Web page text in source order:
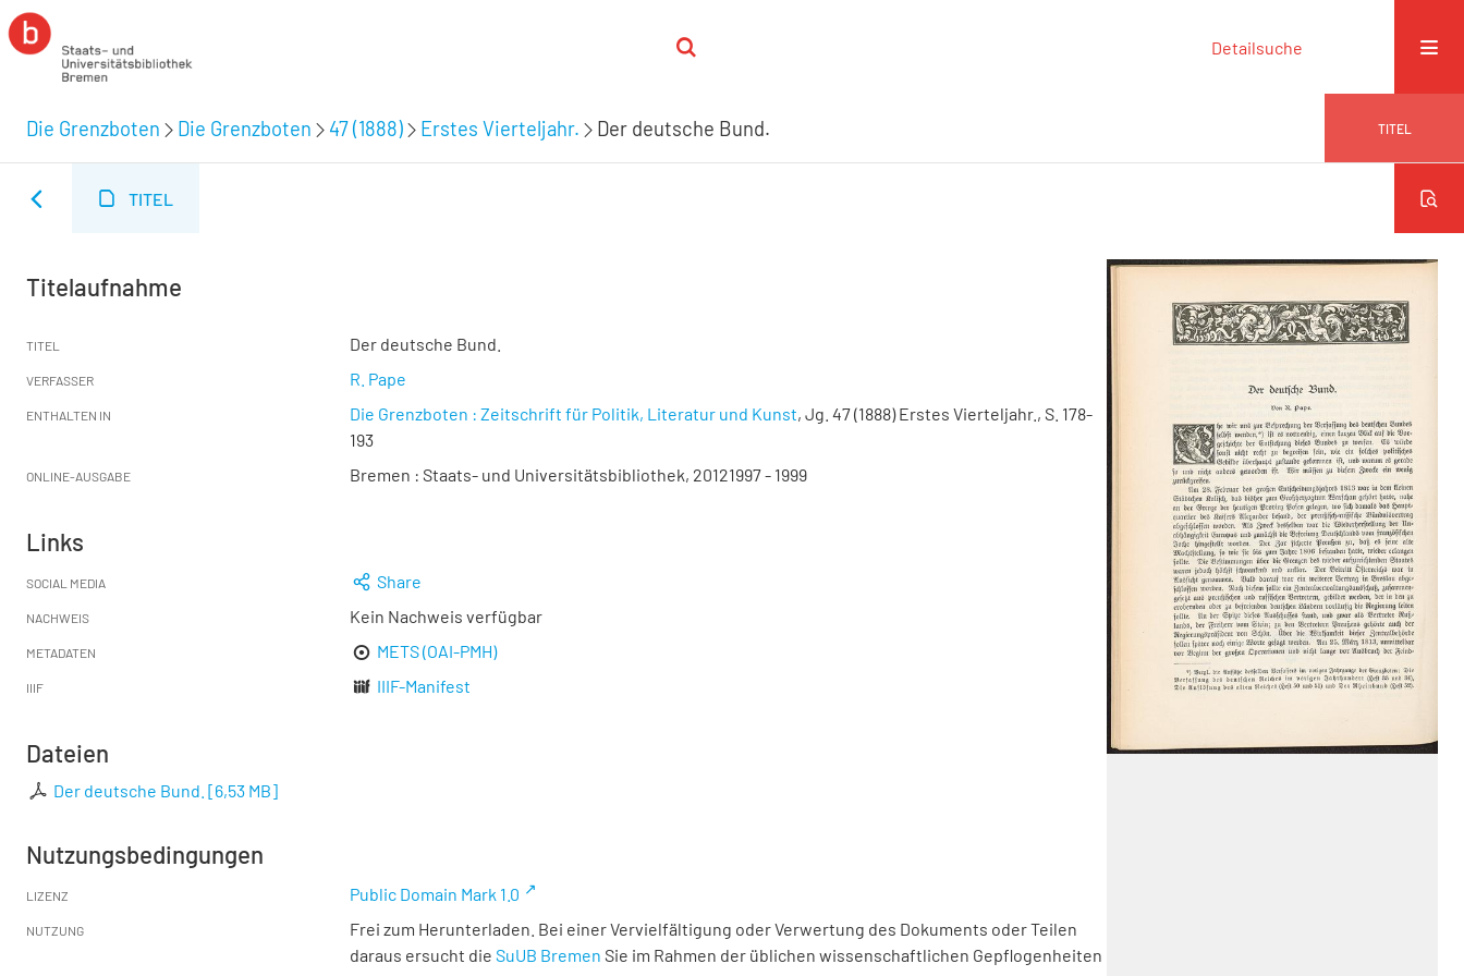
Detailsuche
Die Grenzboten Die Grenzboten 47 (1888) Erstes Vierteljahr. Der deutsche Bund. TITEL
TITEL
Titelaufnahme
TITEL Der deutsche Bund.
VERFASSER R. Pape
ENTHALTEN IN Die Grenzboten : Zeitschrift für Politik, Literatur und Kunst, Jg. 47 (1888) Erstes Vierteljahr., S. 178-
193
ONLINE-AUSGABE Bremen : Staats- und Universitätsbibliothek, 20121997 - 1999
Links
SOCIAL MEDIA Share
NACHWEIS Kein Nachweis verfügbar
METADATEN METS (OAI-PMH)
IIIF IIIF-Manifest
Dateien
Der deutsche Bund. [6,53 MB]
Nutzungsbedingungen
LIZENZ Public Domain Mark 1.0
NUTZUNG
Frei zum Herunterladen. Bei einer Vervielfältigung oder Verwertung des Dokuments oder Teilen
daraus ersucht die SuUB Bremen Sie im Rahmen der üblichen wissenschaftlichen Gepflogenheiten